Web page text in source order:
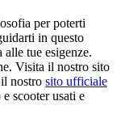
per poterti
in questo
tue esigenze.
Visita il nostro sito
nostro sito ufficiale
scooter usati e